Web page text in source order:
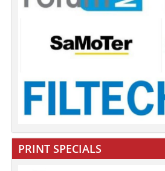
PRINT SPECIALS